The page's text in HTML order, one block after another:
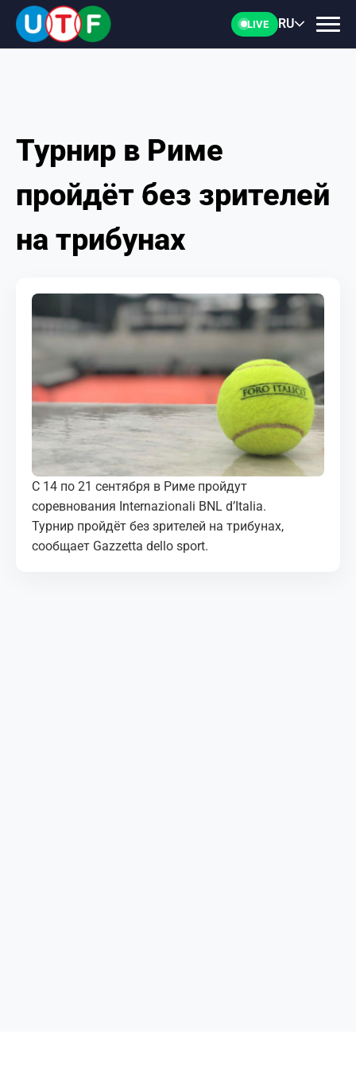
LIVE RU
ГЛАВНАЯ
ФТУ
НОВОСТИ
ПЕРСОНАЛИИ
МЕДИА
КОРТЫ
КОНТАКТЫ
UZ-PIN
Турнир в Риме
пройдёт без зрителей
на трибунах
С 14 по 21 сентября в Риме пройдут
соревнования Internazionali BNL d’Italia.
Турнир пройдёт без зрителей на трибунах,
сообщает Gazzetta dello sport.